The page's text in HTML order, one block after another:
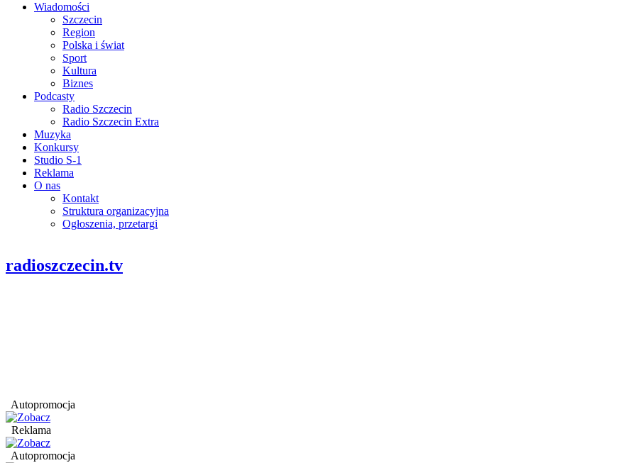
Wiadomości
Szczecin
Region
Polska i świat
Sport
Kultura
Biznes
Podcasty
Radio Szczecin
Radio Szczecin Extra
Muzyka
Konkursy
Studio S-1
Reklama
O nas
Kontakt
Struktura organizacyjna
Ogłoszenia, przetargi
radioszczecin.tv
Autopromocja
Reklama
Autopromocja